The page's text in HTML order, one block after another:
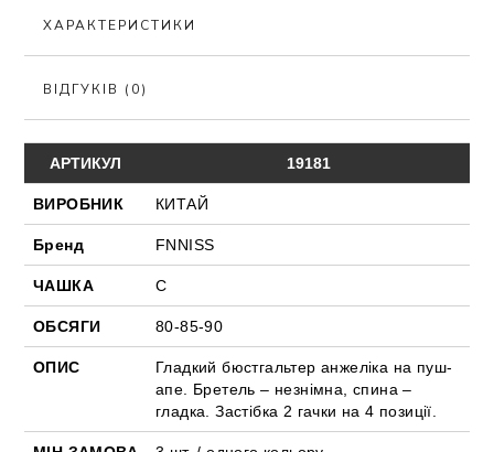
ХАРАКТЕРИСТИКИ
ВІДГУКІВ (0)
АРТИКУЛ 19181
ВИРОБНИК КИТАЙ
Бренд FNNISS
ЧАШКА С
ОБСЯГИ 80-85-90
ОПИС
Гладкий бюстгальтер анжеліка на пуш-
апе. Бретель – незнімна, спина –
гладка. Застібка 2 гачки на 4 позиції.